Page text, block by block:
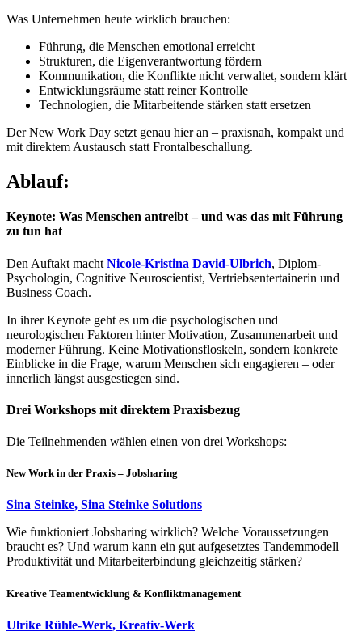
Was Unternehmen heute wirklich brauchen:
Führung, die Menschen emotional erreicht
Strukturen, die Eigenverantwortung fördern
Kommunikation, die Konflikte nicht verwaltet, sondern klärt
Entwicklungsräume statt reiner Kontrolle
Technologien, die Mitarbeitende stärken statt ersetzen
Der New Work Day setzt genau hier an – praxisnah, kompakt und
mit direktem Austausch statt Frontalbeschallung.
Ablauf:
Keynote: Was Menschen antreibt – und was das mit Führung
zu tun hat
Den Auftakt macht Nicole-Kristina David-Ulbrich, Diplom-
Psychologin, Cognitive Neuroscientist, Vertriebsentertainerin und
Business Coach.
In ihrer Keynote geht es um die psychologischen und
neurologischen Faktoren hinter Motivation, Zusammenarbeit und
moderner Führung. Keine Motivationsfloskeln, sondern konkrete
Einblicke in die Frage, warum Menschen sich engagieren – oder
innerlich längst ausgestiegen sind.
Drei Workshops mit direktem Praxisbezug
Die Teilnehmenden wählen einen von drei Workshops:
New Work in der Praxis – Jobsharing
Sina Steinke, Sina Steinke Solutions
Wie funktioniert Jobsharing wirklich? Welche Voraussetzungen
braucht es? Und warum kann ein gut aufgesetztes Tandemmodell
Produktivität und Mitarbeiterbindung gleichzeitig stärken?
Kreative Teamentwicklung & Konfliktmanagement
Ulrike Rühle-Werk, Kreativ-Werk